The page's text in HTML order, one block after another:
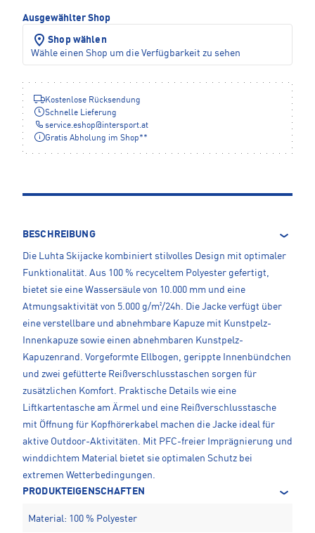
Ausgewählter Shop
Shop wählen
Wähle einen Shop um die Verfügbarkeit zu sehen
Kostenlose Rücksendung
Schnelle Lieferung
service.eshop@intersport.at
Gratis Abholung im Shop**
BESCHREIBUNG
Die Luhta Skijacke kombiniert stilvolles Design mit optimaler
Funktionalität. Aus 100 % recyceltem Polyester gefertigt,
bietet sie eine Wassersäule von 10.000 mm und eine
Atmungsaktivität von 5.000 g/m²/24h. Die Jacke verfügt über
eine verstellbare und abnehmbare Kapuze mit Kunstpelz-
Innenkapuze sowie einen abnehmbaren Kunstpelz-
Kapuzenrand. Vorgeformte Ellbogen, gerippte Innenbündchen
und zwei gefütterte Reißverschlusstaschen sorgen für
zusätzlichen Komfort. Praktische Details wie eine
Liftkartentasche am Ärmel und eine Reißverschlusstasche
mit Öffnung für Kopfhörerkabel machen die Jacke ideal für
aktive Outdoor-Aktivitäten. Mit PFC-freier Imprägnierung und
winddichtem Material bietet sie optimalen Schutz bei
extremen Wetterbedingungen.
PRODUKTEIGENSCHAFTEN
Material: 100 % Polyester